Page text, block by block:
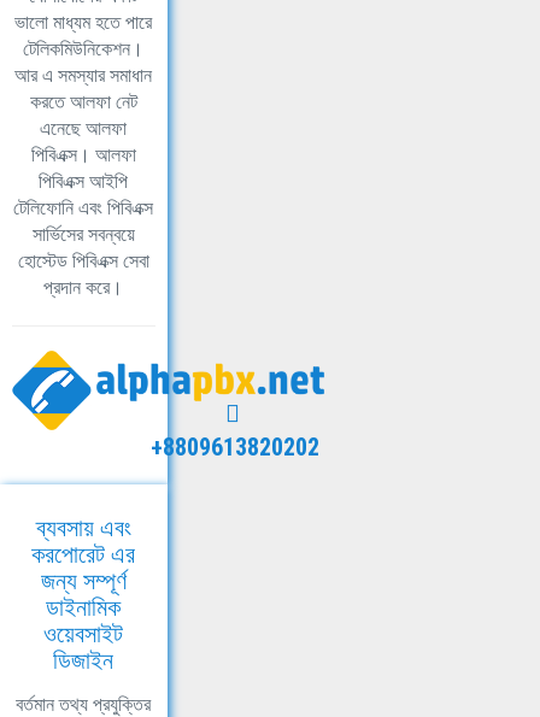
ভালো মাধ্যম হতে পারে
টেলিকমিউনিকেশন।
আর এ সমস্যার সমাধান
করতে আলফা নেট
এনেছে আলফা
পিবিএক্স। আলফা
পিবিএক্স আইপি
টেলিফোনি এবং পিবিএক্স
সার্ভিসের সবন্বয়ে
হোস্টেড পিবিএক্স সেবা
প্রদান করে।
+8809613820202
ব্যবসায় এবং
করপোরেট এর
জন্য সম্পূর্ণ
ডাইনামিক
ওয়েবসাইট
ডিজাইন
বর্তমান তথ্য প্রযুক্তির